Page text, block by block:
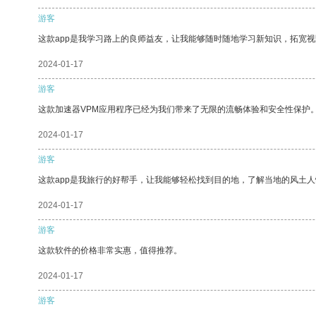
游客
这款app是我学习路上的良师益友，让我能够随时随地学习新知识，拓宽视
2024-01-17
游客
这款加速器VPM应用程序已经为我们带来了无限的流畅体验和安全性保护。
2024-01-17
游客
这款app是我旅行的好帮手，让我能够轻松找到目的地，了解当地的风土人
2024-01-17
游客
这款软件的价格非常实惠，值得推荐。
2024-01-17
游客